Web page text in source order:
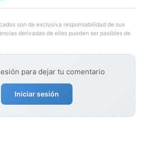
son de exclusiva responsabilidad de sus
derivadas de ellos pueden ser pasibles de
para dejar tu comentario
Iniciar sesión